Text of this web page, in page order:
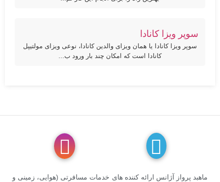
سوپر ویزا کانادا
سوپر ویزا کانادا یا همان ویزای والدین کانادا، نوعی ویزای مولتیپل
کانادا است که امکان چند بار ورود ب...
ماهبد پرواز آژانس ارائه کننده های خدمات مسافرتی (هوایی، زمینی و